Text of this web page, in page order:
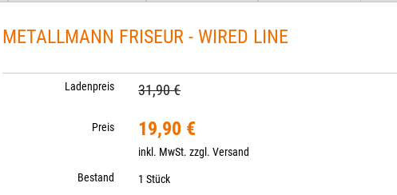
METALLMANN FRISEUR - WIRED LINE
Ladenpreis 31,90 €
Preis 19,90 €
inkl. MwSt. zzgl.Versand
Bestand
1 Stück